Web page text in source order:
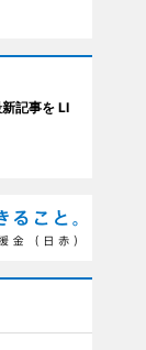
新記事を LI